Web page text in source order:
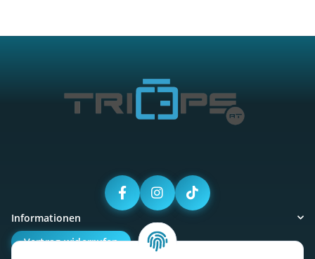
Informationen
Vertrag widerrufen